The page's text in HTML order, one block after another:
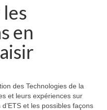
en
des Technologies de la
et leurs expériences sur
d’ETS et les possibles façons